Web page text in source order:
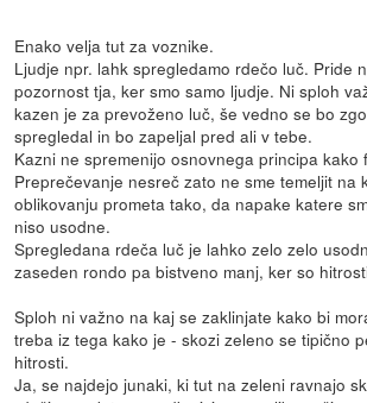
Enako velja tut za voznike.
Ljudje npr. lahk spregledamo rdečo luč. Pride
pozornost tja, ker smo samo ljudje. Ni sploh
kazen je za prevoženo luč, še vedno se bo
spregledal in bo zapeljal pred ali v tebe.
Kazni ne spremenijo osnovnega principa kako
Preprečevanje nesreč zato ne sme temeljit na
oblikovanju prometa tako, da napake katere
niso usodne.
Spregledana rdeča luč je lahko zelo zelo
zaseden rondo pa bistveno manj, ker so
Sploh ni važno na kaj se zaklinjate kako bi
treba iz tega kako je - skozi zeleno se tipično
hitrosti.
Ja, se najdejo junaki, ki tut na zeleni ravnajo